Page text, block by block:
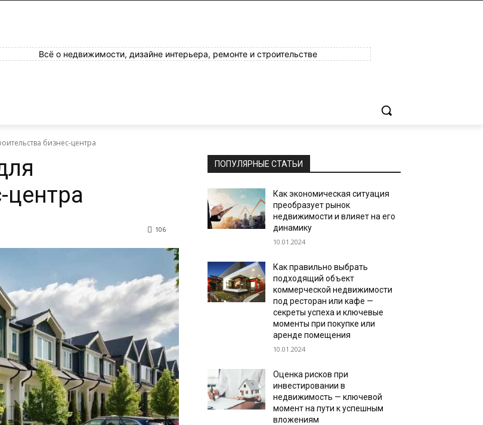
Всё о недвижимости, дизайне интерьера, ремонте и строительстве
бизнес-центра
центра
106
ПОПУЛЯРНЫЕ СТАТЬИ
Как экономическая ситуация
преобразует рынок
недвижимости и влияет на его
динамику
10.01.2024
Как правильно выбрать
подходящий объект
коммерческой недвижимости
под ресторан или кафе —
секреты успеха и ключевые
моменты при покупке или
аренде помещения
10.01.2024
Оценка рисков при
инвестировании в
недвижимость — ключевой
момент на пути к успешным
вложениям